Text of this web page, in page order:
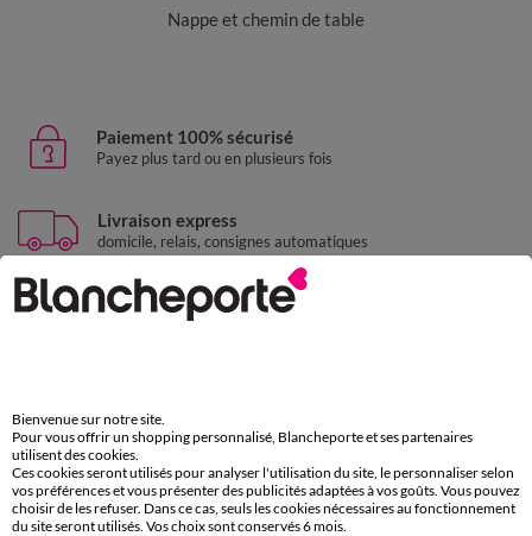
Nappe et chemin de table
Paiement 100% sécurisé
Payez plus tard ou en plusieurs fois
Livraison express
domicile, relais, consignes automatiques
Retours gratuits
sous 30 jours avec Mondial Relay uniquement
de 8h00 à 20h00 du lundi au samedi
11€ Offerts
Bienvenue sur notre site.
Pour vous offrir un shopping personnalisé, Blancheporte et ses partenaires
utilisent des cookies.
Ces cookies seront utilisés pour analyser l'utilisation du site, le personnaliser selon
vos préférences et vous présenter des publicités adaptées à vos goûts. Vous pouvez
choisir de les refuser. Dans ce cas, seuls les cookies nécessaires au fonctionnement
du site seront utilisés. Vos choix sont conservés 6 mois.